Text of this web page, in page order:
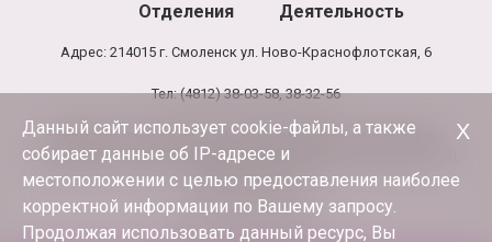
Отделения Деятельность
Адрес: 214015 г. Смоленск ул. Ново-Краснофлотская, 6
Тел: (4812) 38-03-58, 38-32-56
Режим работы школы: 8.00 - 20.00, выходной - воскресенье
Режим работы администрации и бухгалтерии школы: 9.00-17.30,
обед 13.00-13.30
E-mail: terciya3@mail.ru
Данный сайт использует cookie-файлы, а также
собирает данные об IP-адресе и
местоположении с целью предоставления наиболее
корректной информации по Вашему запросу.
Продолжая использовать данный ресурс, Вы
Х